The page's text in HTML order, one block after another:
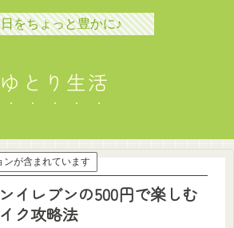
ちょっと豊かに♪
ゆとり生活
ンが含まれています
イレブンの500円で楽しむ
ク攻略法